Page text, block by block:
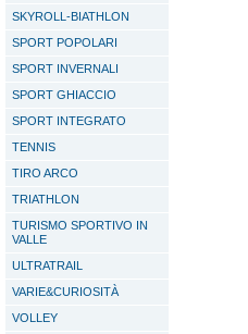
SKYROLL-BIATHLON
SPORT POPOLARI
SPORT INVERNALI
SPORT GHIACCIO
SPORT INTEGRATO
TENNIS
TIRO ARCO
TRIATHLON
TURISMO SPORTIVO IN
VALLE
ULTRATRAIL
VARIE&CURIOSITÀ
VOLLEY